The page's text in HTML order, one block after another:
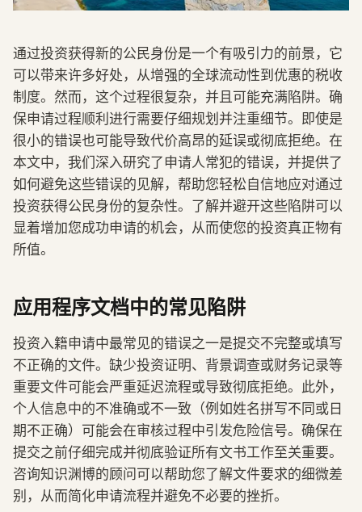
通过投资获得新的公民身份是一个有吸引力的前景，它
可以带来许多好处，从增强的全球流动性到优惠的税收
制度。然而，这个过程很复杂，并且可能充满陷阱。确
保申请过程顺利进行需要仔细规划并注重细节。即使是
很小的错误也可能导致代价高昂的延误或彻底拒绝。在
本文中，我们深入研究了申请人常犯的错误，并提供了
如何避免这些错误的见解，帮助您轻松自信地应对通过
投资获得公民身份的复杂性。了解并避开这些陷阱可以
显着增加您成功申请的机会，从而使您的投资真正物有
所值。
应用程序文档中的常见陷阱
投资入籍申请中最常见的错误之一是提交不完整或填写
不正确的文件。缺少投资证明、背景调查或财务记录等
重要文件可能会严重延迟流程或导致彻底拒绝。此外，
个人信息中的不准确或不一致（例如姓名拼写不同或日
期不正确）可能会在审核过程中引发危险信号。确保在
提交之前仔细完成并彻底验证所有文书工作至关重要。
咨询知识渊博的顾问可以帮助您了解文件要求的细微差
别，从而简化申请流程并避免不必要的挫折。